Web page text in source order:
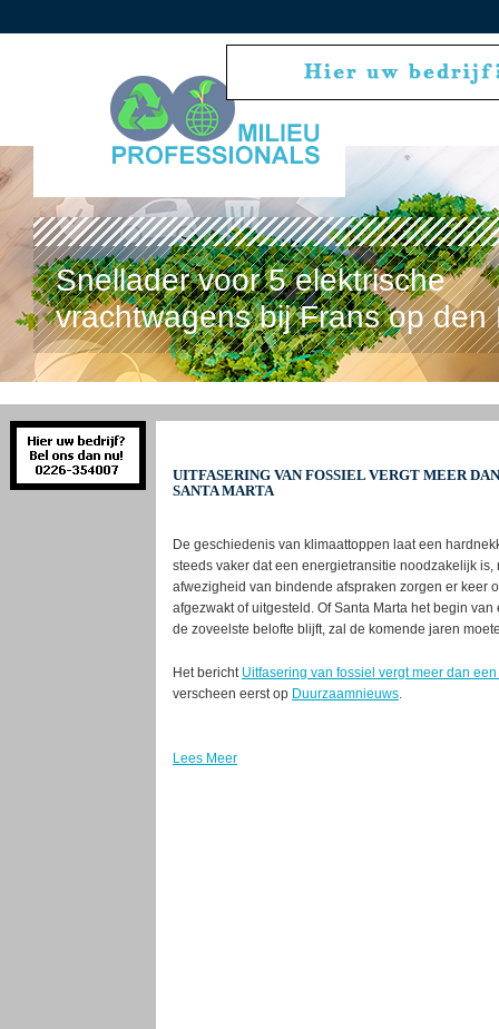
Snellader voor 5 elektrische
vrachtwagens bij Frans op den
UITFASERING VAN FOSSIEL VERGT MEER
SANTA MARTA
De geschiedenis van klimaattoppen laat een
steeds vaker dat een energietransitie noodzakelijk
afwezigheid van bindende afspraken zorgen er keer
afgezwakt of uitgesteld. Of Santa Marta het begin
de zoveelste belofte blijft, zal de komende jaren
Het bericht Uitfasering van fossiel vergt meer dan
verscheen eerst op Duurzaamnieuws.
Lees Meer